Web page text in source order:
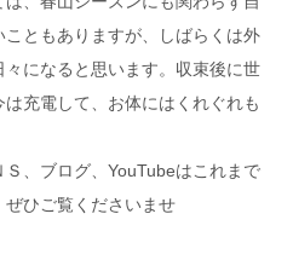
ともありますが、しばらくは外
になると思います。収束後に世
充電して、お体にはくれぐれも
、ブログ、YouTubeはこれまで
ぜひご覧くださいませ